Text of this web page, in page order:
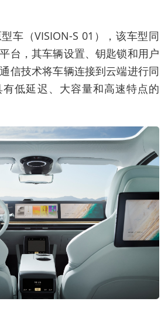
车（VISION-S 01），该车型同
台，其车辆设置、钥匙锁和用户
信技术将车辆连接到云端进行同
低延迟、大容量和高速特点的